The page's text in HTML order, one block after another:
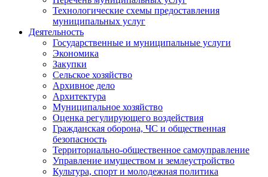
Технологические схемы предоставления
муниципальных услуг
Деятельность
Государственные и муниципальные услуги
Экономика
Закупки
Сельское хозяйство
Архивное дело
Архитектура
Муниципальное хозяйство
Оценка регулирующего воздействия
Гражданская оборона, ЧС и общественная
безопасность
Территориально-общественное самоуправление
Управление имуществом и землеустройство
Культура, спорт и молодежная политика